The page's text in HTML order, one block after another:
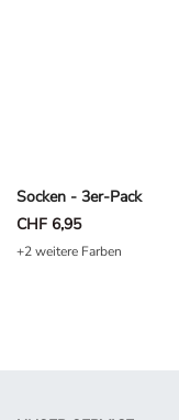
Socken - 3er-Pack
CHF 6,95
+2 weitere Farben